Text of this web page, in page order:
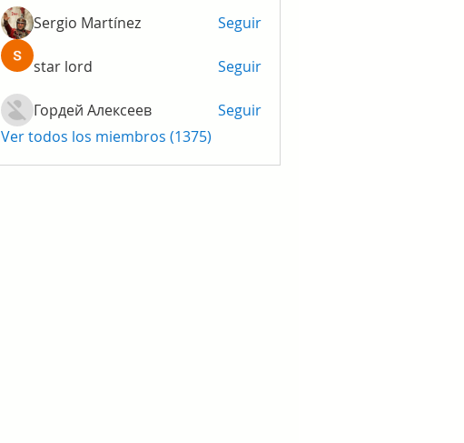
Sergio Martínez
Seguir
star lord Seguir
Гордей Алексеев
Seguir
Ver todos los miembros (1375)